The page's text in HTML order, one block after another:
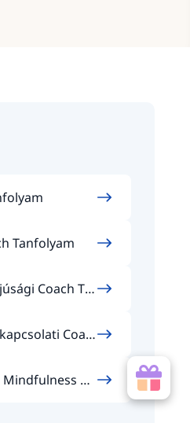
Tanfolyam
Coach Ta
Coac
Co